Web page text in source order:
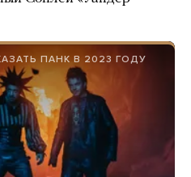
ПАНК В 2023 ГОДУ